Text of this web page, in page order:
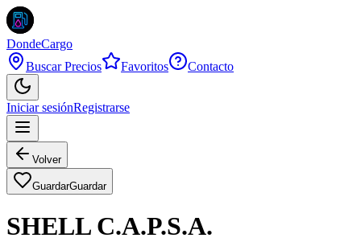
DondeCargo
Buscar Precios
Favoritos Contacto
Iniciar sesiónRegistrarse
Volver
GuardarGuardar
SHELL C.A.P.S.A.